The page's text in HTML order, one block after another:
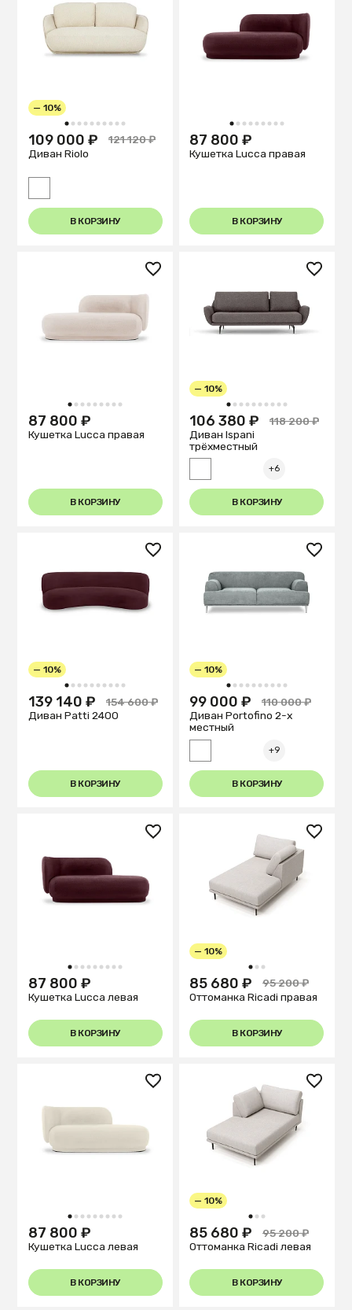
1 2 3 4 5 6 7 8 9 10
— 10%
109 000 ₽
121 120 ₽
Диван Riolo
В КОРЗИНУ
1 2 3 4 5 6 7 8 9
87 800 ₽
Кушетка Lucca правая
В КОРЗИНУ
1 2 3 4 5 6 7 8 9
87 800 ₽
Кушетка Lucca правая
В КОРЗИНУ
1 2 3 4 5 6 7 8 9 10
— 10%
106 380 ₽
118 200 ₽
Диван Ispani
трёхместный
+6
В КОРЗИНУ
1 2 3 4 5 6 7 8 9 10
— 10%
139 140 ₽
154 600 ₽
Диван Patti 2400
В КОРЗИНУ
1 2 3 4 5 6 7 8 9 10
— 10%
99 000 ₽
110 000 ₽
Диван Portofino 2-х
местный
+9
В КОРЗИНУ
1 2 3 4 5 6 7 8 9
87 800 ₽
Кушетка Lucca левая
В КОРЗИНУ
1 2 3
— 10%
85 680 ₽
95 200 ₽
Оттоманка Ricadi правая
В КОРЗИНУ
1 2 3 4 5 6 7 8 9
87 800 ₽
Кушетка Lucca левая
В КОРЗИНУ
1 2 3
— 10%
85 680 ₽
95 200 ₽
Оттоманка Ricadi левая
В КОРЗИНУ